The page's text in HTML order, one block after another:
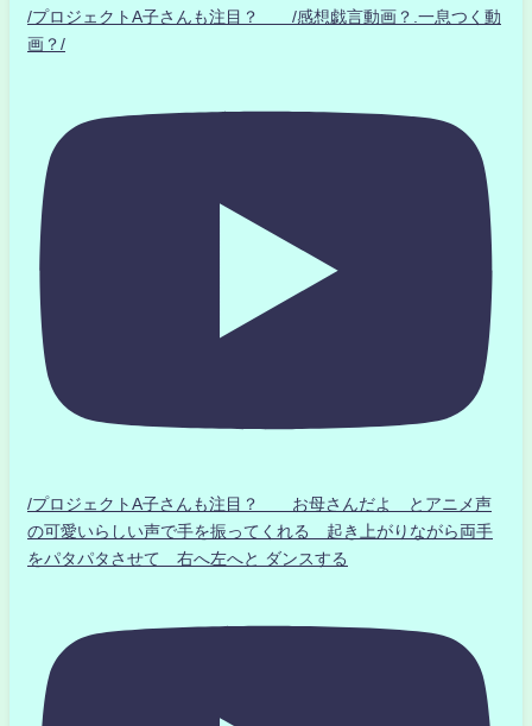
/プロジェクトA子さんも注目？ /感想戯言動画？.一息つく動
画？/
/プロジェクトA子さんも注目？ お母さんだよ とアニメ声
の可愛いらしい声で手を振ってくれる 起き上がりながら両手
をパタパタさせて 右へ左へと ダンスする